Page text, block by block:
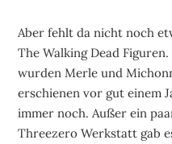
Aber fehlt da nicht noch
The Walking Dead
wurden Merle und
erschienen vor gut einem
immer noch. Außer ein
Threezero Werkstatt gab